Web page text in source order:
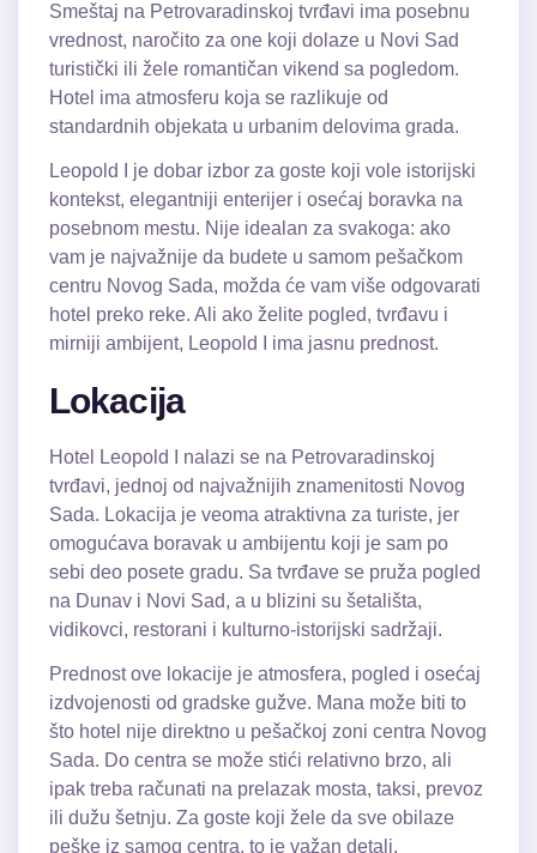
Smeštaj na Petrovaradinskoj tvrđavi ima posebnu
vrednost, naročito za one koji dolaze u Novi Sad
turistički ili žele romantičan vikend sa pogledom.
Hotel ima atmosferu koja se razlikuje od
standardnih objekata u urbanim delovima grada.
Leopold I je dobar izbor za goste koji vole istorijski
kontekst, elegantniji enterijer i osećaj boravka na
posebnom mestu. Nije idealan za svakoga: ako
vam je najvažnije da budete u samom pešačkom
centru Novog Sada, možda će vam više odgovarati
hotel preko reke. Ali ako želite pogled, tvrđavu i
mirniji ambijent, Leopold I ima jasnu prednost.
Lokacija
Hotel Leopold I nalazi se na Petrovaradinskoj
tvrđavi, jednoj od najvažnijih znamenitosti Novog
Sada. Lokacija je veoma atraktivna za turiste, jer
omogućava boravak u ambijentu koji je sam po
sebi deo posete gradu. Sa tvrđave se pruža pogled
na Dunav i Novi Sad, a u blizini su šetališta,
vidikovci, restorani i kulturno-istorijski sadržaji.
Prednost ove lokacije je atmosfera, pogled i osećaj
izdvojenosti od gradske gužve. Mana može biti to
što hotel nije direktno u pešačkoj zoni centra Novog
Sada. Do centra se može stići relativno brzo, ali
ipak treba računati na prelazak mosta, taksi, prevoz
ili dužu šetnju. Za goste koji žele da sve obilaze
peške iz samog centra, to je važan detalj.